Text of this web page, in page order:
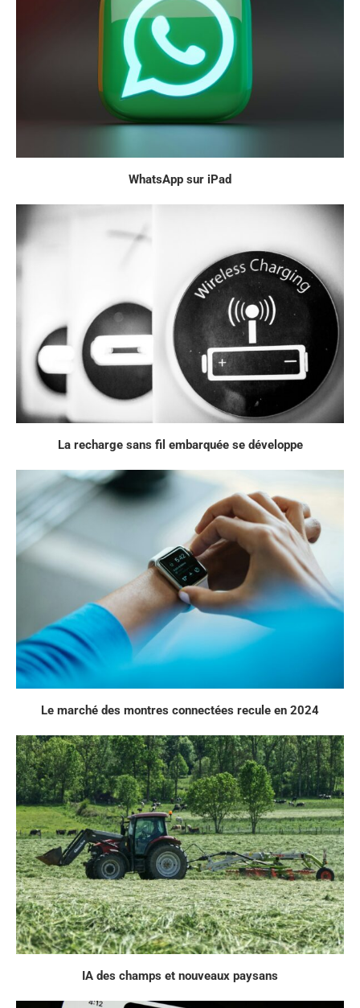
WhatsApp sur iPad
La recharge sans fil embarquée se développe
Le marché des montres connectées recule en 2024
IA des champs et nouveaux paysans